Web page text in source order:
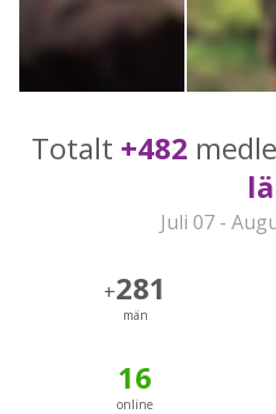
Totalt +482
Juli 07 -
+281
män
16
online